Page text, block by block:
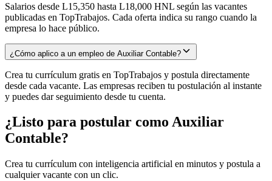
Salarios desde L15,350 hasta L18,000 HNL según las vacantes
publicadas en TopTrabajos. Cada oferta indica su rango cuando la
empresa lo hace público.
¿Cómo aplico a un empleo de Auxiliar Contable?
Crea tu currículum gratis en TopTrabajos y postula directamente
desde cada vacante. Las empresas reciben tu postulación al instante
y puedes dar seguimiento desde tu cuenta.
¿Listo para postular como Auxiliar
Contable?
Crea tu currículum con inteligencia artificial en minutos y postula a
cualquier vacante con un clic.